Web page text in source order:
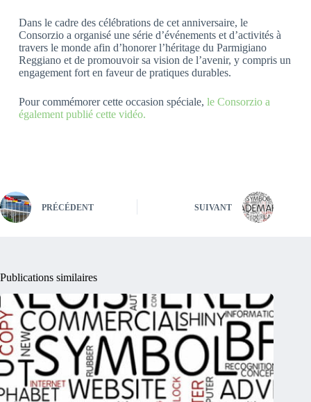
Dans le cadre des célébrations de cet anniversaire, le
Consorzio a organisé une série d’événements et d’activités à
travers le monde afin d’honorer l’héritage du Parmigiano
Reggiano et de promouvoir sa vision de l’avenir, y compris un
engagement fort en faveur de pratiques durables.
Pour commémorer cette occasion spéciale, le Consorzio a
également publié cette vidéo.
PRÉCÉDENT SUIVANT
Publications similaires